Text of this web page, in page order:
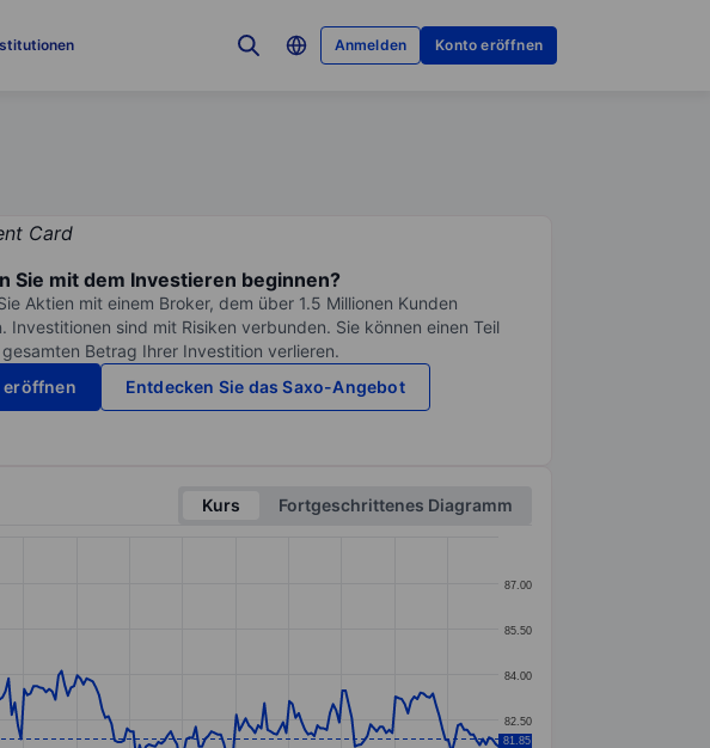
Anmelden Konto eröffnen
Sie mit dem Investieren beginnen?
Aktien mit einem Broker, dem über 1.5 Millionen Kunden
Investitionen sind mit Risiken verbunden. Sie können einen Teil
Betrag Ihrer Investition verlieren.
eröffnen
Entdecken Sie das Saxo-Angebot
Kurs
Fortgeschrittenes Diagramm
82.50
84.00
85.50
87.00
81.85